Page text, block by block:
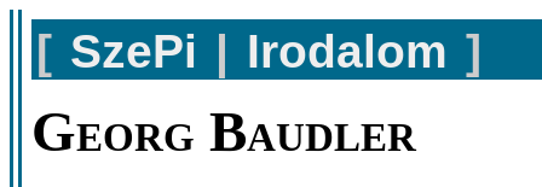
[ SzePi | Irodalom ]
Georg Baudler